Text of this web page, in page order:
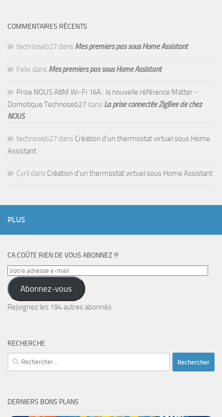
COMMENTAIRES RÉCENTS
technoseb27 dans Mes premiers pas sous Home Assistant
Felix dans Mes premiers pas sous Home Assistant
Prise NOUS A8M Wi-Fi 16A : la nouvelle référence Matter -
Domotique Technoseb27 dans La prise connectée ZigBee de chez
NOUS
technoseb27 dans Création d’un thermostat virtuel sous Home
Assistant
Cyril dans Création d’un thermostat virtuel sous Home Assistant
PLUS
CA COÛTE RIEN DE VOUS ABONNEZ !!!
Votre
adresse
e-
mail
Abonnez-vous
Rejoignez les 194 autres abonnés
RECHERCHE
Rechercher :
DERNIERS BONS PLANS